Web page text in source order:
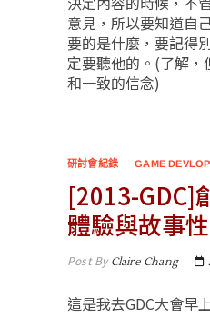
意見，所以要知道自
要的是什麼，要記得
定要聽他的。(了解
和一致的信念)
研討會紀錄 GAME
[2013-GDC]
體驗與故事
Post ByClaire Chang
這是我去GDC大會早